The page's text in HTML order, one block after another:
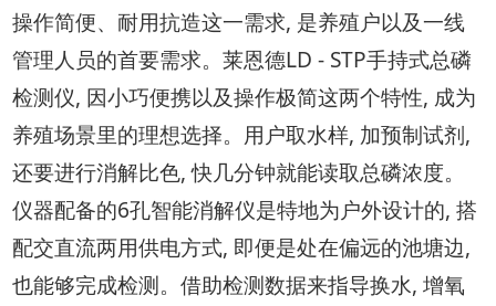
操作简便、耐用抗造这一需求, 是养殖户以及一线
管理人员的首要需求。莱恩德LD - STP手持式总磷
检测仪, 因小巧便携以及操作极简这两个特性, 成为
养殖场景里的理想选择。用户取水样, 加预制试剂,
还要进行消解比色, 快几分钟就能读取总磷浓度。
仪器配备的6孔智能消解仪是特地为户外设计的, 搭
配交直流两用供电方式, 即便是处在偏远的池塘边,
也能够完成检测。借助检测数据来指导换水, 增氧